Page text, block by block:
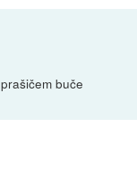
buče